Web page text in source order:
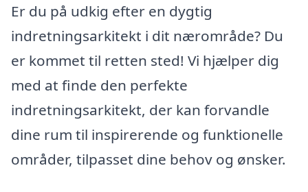
Er du på udkig efter en dygtig
indretningsarkitekt i dit nærområde? Du
er kommet til retten sted! Vi hjælper dig
med at finde den perfekte
indretningsarkitekt, der kan forvandle
dine rum til inspirerende og funktionelle
områder, tilpasset dine behov og ønsker.